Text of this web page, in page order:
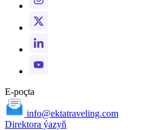
E-poçta
info@ektatraveling.com
Direktora ýazyň